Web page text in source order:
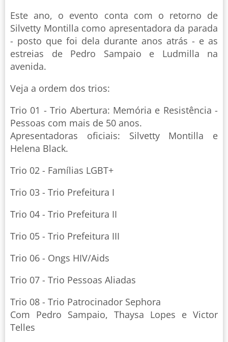
Este ano, o evento conta com o retorno de
Silvetty Montilla como apresentadora da parada
- posto que foi dela durante anos atrás - e as
estreias de Pedro Sampaio e Ludmilla na
avenida.
Veja a ordem dos trios:
Trio 01 - Trio Abertura: Memória e Resistência -
Pessoas com mais de 50 anos.
Apresentadoras oficiais: Silvetty Montilla e
Helena Black.
Trio 02 - Famílias LGBT+
Trio 03 - Trio Prefeitura I
Trio 04 - Trio Prefeitura II
Trio 05 - Trio Prefeitura III
Trio 06 - Ongs HIV/Aids
Trio 07 - Trio Pessoas Aliadas
Trio 08 - Trio Patrocinador Sephora
Com Pedro Sampaio, Thaysa Lopes e Victor
Telles